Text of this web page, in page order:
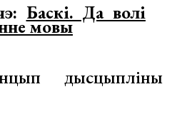
Баскі. Да волі
мовы
дысцыпліны